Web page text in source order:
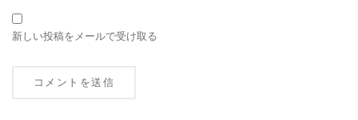
新しい投稿をメールで受け取る